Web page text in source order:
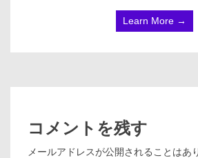
Learn More →
コメントを残す
メールアドレスが公開されることはあ